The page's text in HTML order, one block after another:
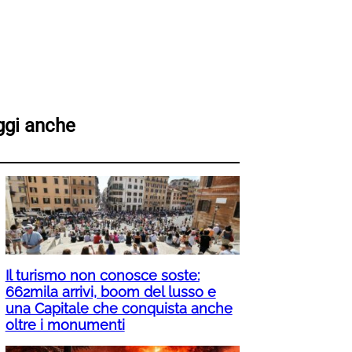
anche
Il turismo non conosce soste:
662mila arrivi, boom del lusso e
una Capitale che conquista anche
oltre i monumenti